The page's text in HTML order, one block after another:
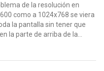
de la resolución en
como a 1024x768 se viera
la pantalla sin tener que
la parte de arriba de la...